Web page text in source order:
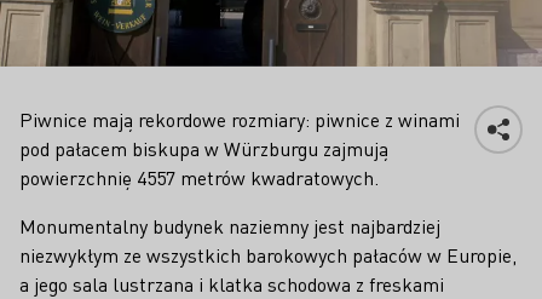
Piwnice mają rekordowe rozmiary: piwnice z winami
pod pałacem biskupa w Würzburgu zajmują
powierzchnię 4557 metrów kwadratowych.
Monumentalny budynek naziemny jest najbardziej
niezwykłym ze wszystkich barokowych pałaców w Europie,
a jego sala lustrzana i klatka schodowa z freskami